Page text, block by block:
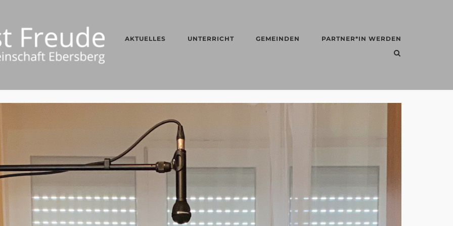
AKTUELLES UNTERRICHT GEMEINDEN PARTNER*IN WERDEN